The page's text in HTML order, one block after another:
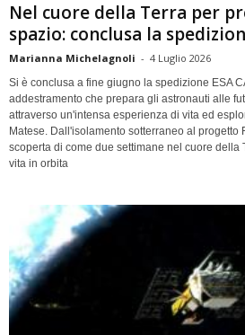
Nel cuore della Terra per
spazio: conclusa la
Marianna Michelagnoli - 4 Luglio 2026
Si è conclusa a fine giugno la spedizione ESA
addestramento che prepara gli astronauti alle
attraverso un'intensa esperienza di vita ed
Matese. Dall'isolamento sotterraneo al progetto
scoperta di come due settimane nel cuore della
vita in orbita